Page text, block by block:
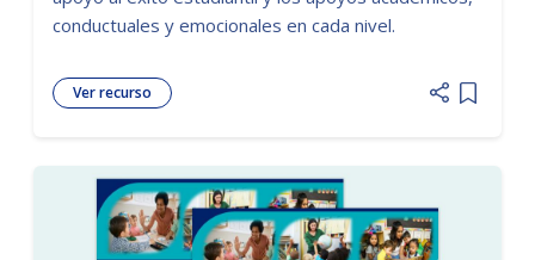
conductuales y emocionales en cada nivel.
Ver recurso
Add